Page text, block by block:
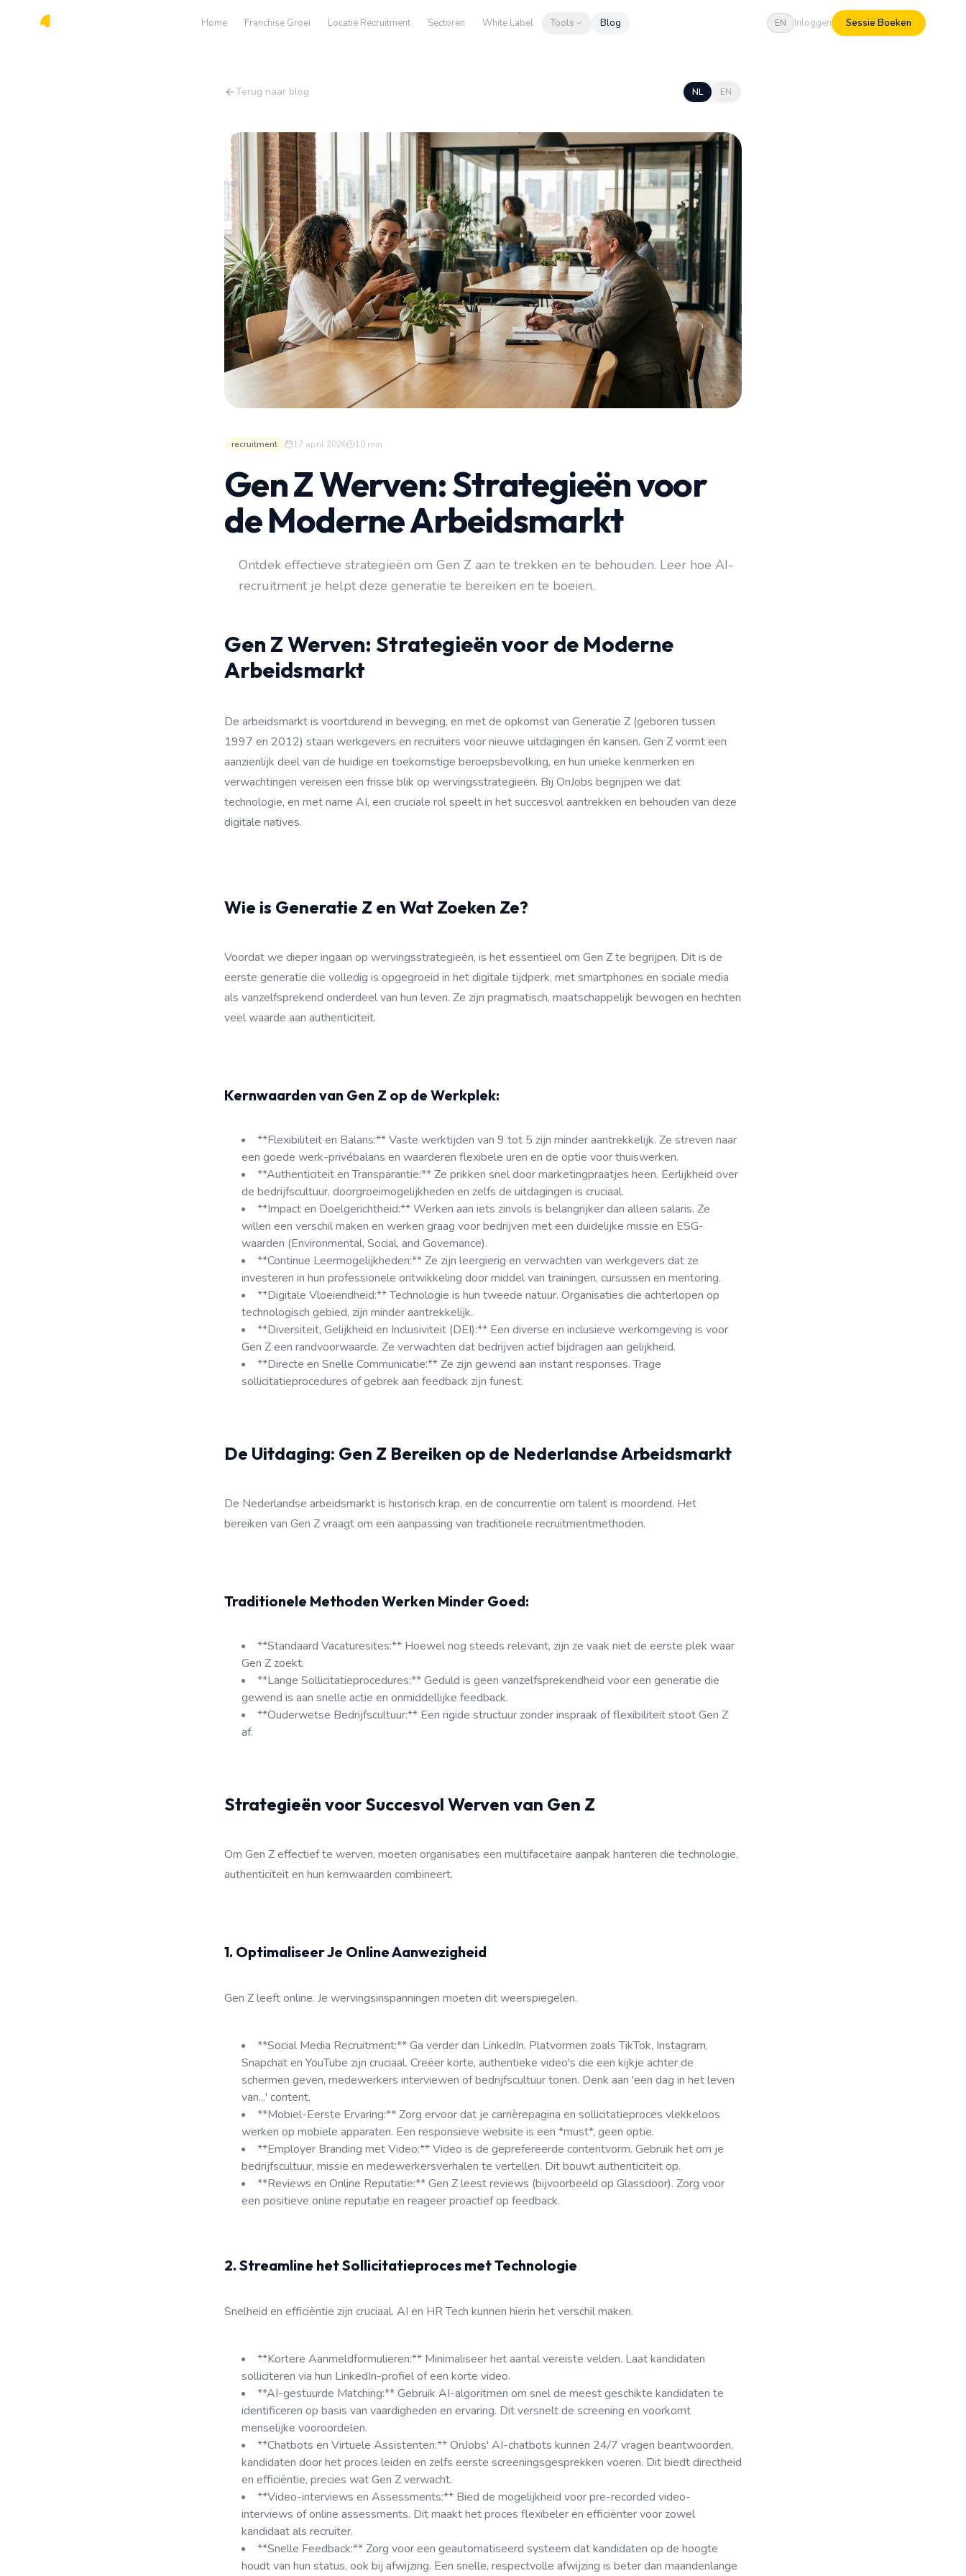
Home Franchise Groei Locatie Recruitment Sectoren White Label Tools Blog EN Inloggen Sessie Boeken
Terug naar blog NL EN
recruitment 17 april 2026 10 min
Gen Z Werven: Strategieën voor
de Moderne Arbeidsmarkt
Ontdek effectieve strategieën om Gen Z aan te trekken en te behouden. Leer hoe AI-
recruitment je helpt deze generatie te bereiken en te boeien.
Gen Z Werven: Strategieën voor de Moderne
Arbeidsmarkt
De arbeidsmarkt is voortdurend in beweging, en met de opkomst van Generatie Z (geboren tussen
1997 en 2012) staan werkgevers en recruiters voor nieuwe uitdagingen én kansen. Gen Z vormt een
aanzienlijk deel van de huidige en toekomstige beroepsbevolking, en hun unieke kenmerken en
verwachtingen vereisen een frisse blik op wervingsstrategieën. Bij OnJobs begrijpen we dat
technologie, en met name AI, een cruciale rol speelt in het succesvol aantrekken en behouden van deze
digitale natives.
Wie is Generatie Z en Wat Zoeken Ze?
Voordat we dieper ingaan op wervingsstrategieën, is het essentieel om Gen Z te begrijpen. Dit is de
eerste generatie die volledig is opgegroeid in het digitale tijdperk, met smartphones en sociale media
als vanzelfsprekend onderdeel van hun leven. Ze zijn pragmatisch, maatschappelijk bewogen en hechten
veel waarde aan authenticiteit.
Kernwaarden van Gen Z op de Werkplek:
**Flexibiliteit en Balans:** Vaste werktijden van 9 tot 5 zijn minder aantrekkelijk. Ze streven naar
een goede werk-privébalans en waarderen flexibele uren en de optie voor thuiswerken.
**Authenticiteit en Transparantie:** Ze prikken snel door marketingpraatjes heen. Eerlijkheid over
de bedrijfscultuur, doorgroeimogelijkheden en zelfs de uitdagingen is cruciaal.
**Impact en Doelgerichtheid:** Werken aan iets zinvols is belangrijker dan alleen salaris. Ze
willen een verschil maken en werken graag voor bedrijven met een duidelijke missie en ESG-
waarden (Environmental, Social, and Governance).
**Continue Leermogelijkheden:** Ze zijn leergierig en verwachten van werkgevers dat ze
investeren in hun professionele ontwikkeling door middel van trainingen, cursussen en mentoring.
**Digitale Vloeiendheid:** Technologie is hun tweede natuur. Organisaties die achterlopen op
technologisch gebied, zijn minder aantrekkelijk.
**Diversiteit, Gelijkheid en Inclusiviteit (DEI):** Een diverse en inclusieve werkomgeving is voor
Gen Z een randvoorwaarde. Ze verwachten dat bedrijven actief bijdragen aan gelijkheid.
**Directe en Snelle Communicatie:** Ze zijn gewend aan instant responses. Trage
sollicitatieprocedures of gebrek aan feedback zijn funest.
De Uitdaging: Gen Z Bereiken op de Nederlandse Arbeidsmarkt
De Nederlandse arbeidsmarkt is historisch krap, en de concurrentie om talent is moordend. Het
bereiken van Gen Z vraagt om een aanpassing van traditionele recruitmentmethoden.
Traditionele Methoden Werken Minder Goed:
**Standaard Vacaturesites:** Hoewel nog steeds relevant, zijn ze vaak niet de eerste plek waar
Gen Z zoekt.
**Lange Sollicitatieprocedures:** Geduld is geen vanzelfsprekendheid voor een generatie die
gewend is aan snelle actie en onmiddellijke feedback.
**Ouderwetse Bedrijfscultuur:** Een rigide structuur zonder inspraak of flexibiliteit stoot Gen Z
af.
Strategieën voor Succesvol Werven van Gen Z
Om Gen Z effectief te werven, moeten organisaties een multifacetaire aanpak hanteren die technologie,
authenticiteit en hun kernwaarden combineert.
1. Optimaliseer Je Online Aanwezigheid
Gen Z leeft online. Je wervingsinspanningen moeten dit weerspiegelen.
**Social Media Recruitment:** Ga verder dan LinkedIn. Platvormen zoals TikTok, Instagram,
Snapchat en YouTube zijn cruciaal. Creëer korte, authentieke video's die een kijkje achter de
schermen geven, medewerkers interviewen of bedrijfscultuur tonen. Denk aan 'een dag in het leven
van...' content.
**Mobiel-Eerste Ervaring:** Zorg ervoor dat je carrièrepagina en sollicitatieproces vlekkeloos
werken op mobiele apparaten. Een responsieve website is een *must*, geen optie.
**Employer Branding met Video:** Video is de geprefereerde contentvorm. Gebruik het om je
bedrijfscultuur, missie en medewerkersverhalen te vertellen. Dit bouwt authenticiteit op.
**Reviews en Online Reputatie:** Gen Z leest reviews (bijvoorbeeld op Glassdoor). Zorg voor
een positieve online reputatie en reageer proactief op feedback.
2. Streamline het Sollicitatieproces met Technologie
Snelheid en efficiëntie zijn cruciaal. AI en HR Tech kunnen hierin het verschil maken.
**Kortere Aanmeldformulieren:** Minimaliseer het aantal vereiste velden. Laat kandidaten
solliciteren via hun LinkedIn-profiel of een korte video.
**AI-gestuurde Matching:** Gebruik AI-algoritmen om snel de meest geschikte kandidaten te
identificeren op basis van vaardigheden en ervaring. Dit versnelt de screening en voorkomt
menselijke vooroordelen.
**Chatbots en Virtuele Assistenten:** OnJobs' AI-chatbots kunnen 24/7 vragen beantwoorden,
kandidaten door het proces leiden en zelfs eerste screeningsgesprekken voeren. Dit biedt directheid
en efficiëntie, precies wat Gen Z verwacht.
**Video-interviews en Assessments:** Bied de mogelijkheid voor pre-recorded video-
interviews of online assessments. Dit maakt het proces flexibeler en efficiënter voor zowel
kandidaat als recruiter.
**Snelle Feedback:** Zorg voor een geautomatiseerd systeem dat kandidaten op de hoogte
houdt van hun status, ook bij afwijzing. Een snelle, respectvolle afwijzing is beter dan maandenlange